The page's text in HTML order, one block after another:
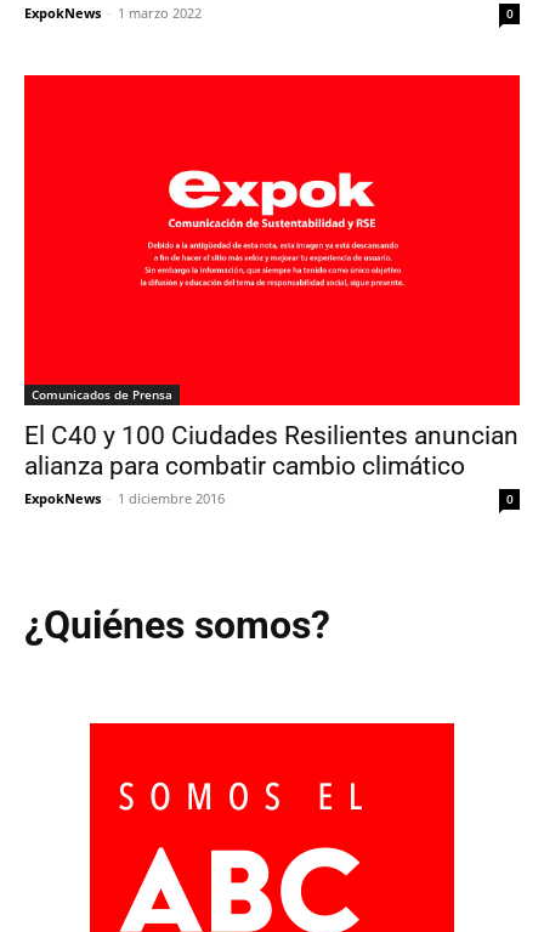
ExpokNews - 1 marzo 2022 0
Comunicados de Prensa
El C40 y 100 Ciudades Resilientes anuncian
alianza para combatir cambio climático
ExpokNews - 1 diciembre 2016 0
¿Quiénes somos?